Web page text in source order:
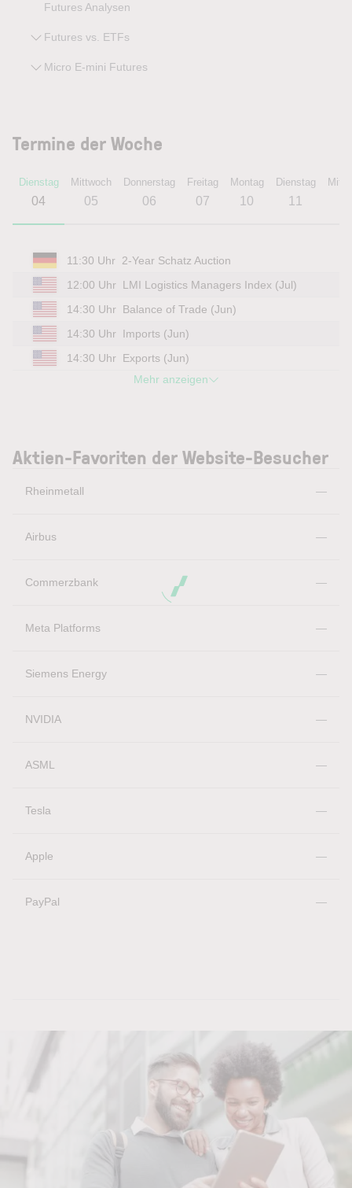
Futures Analysen
Futures vs. ETFs
Micro E-mini Futures
Termine der Woche
Dienstag
04
Mittwoch
05
Donnerstag
06
Freitag
07
Montag
10
Dienstag
11
11:30 Uhr 2-Year Schatz Auction
12:00 Uhr LMI Logistics Managers Index (Jul)
14:30 Uhr Balance of Trade (Jun)
14:30 Uhr Imports (Jun)
14:30 Uhr Exports (Jun)
Mehr anzeigen
Aktien-Favoriten der Website-Besucher
Rheinmetall —
Airbus —
Commerzbank —
Meta Platforms —
Siemens Energy —
NVIDIA —
ASML —
Tesla —
Apple —
PayPal —